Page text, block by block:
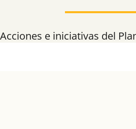
Acciones e iniciativas del